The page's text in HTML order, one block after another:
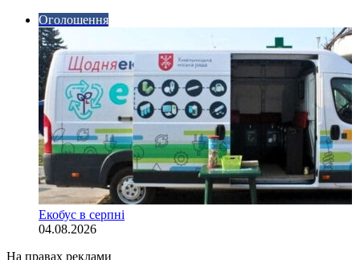
Оголошення
Екобус в серпні
04.08.2026
На правах реклами